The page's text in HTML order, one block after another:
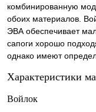
комбинированную
обоих материалов.
ЭВА обеспечивает
сапоги хорошо
однако имеют
Характеристики
Войлок